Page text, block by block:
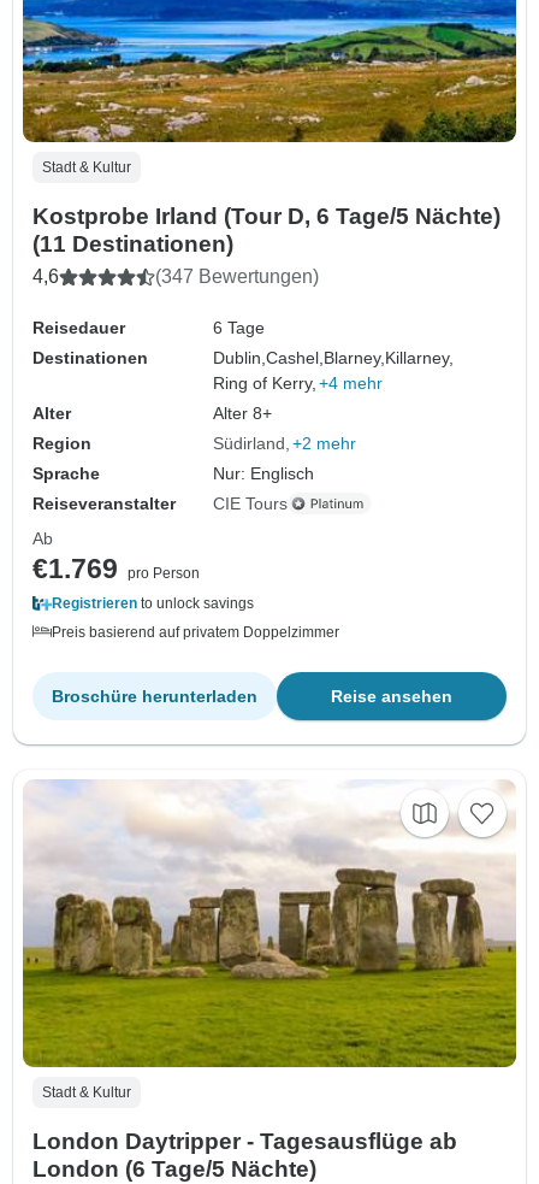
Stadt & Kultur
Kostprobe Irland (Tour D, 6 Tage/5 Nächte)
(11 Destinationen)
4,6 (347 Bewertungen)
Reisedauer
6 Tage
Destinationen
Dublin,Cashel, Blarney, Killarney,
Ring of Kerry, +4 mehr
Alter
Alter 8+
Region
Südirland +2 mehr
Sprache
Nur: Englisch
Reiseveranstalter
CIE Tours
Ab
€1.769
pro Person
Registrieren to unlock savings
Preis basierend auf privatem Doppelzimmer
Reise ansehen
Broschüre herunterladen
Stadt & Kultur
London Daytripper - Tagesausflüge ab
London (6 Tage/5 Nächte)